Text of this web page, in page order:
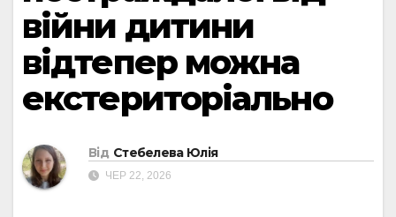
війни дитини
відтепер можна
екстериторіально
Від Стебелева Юлія
ЧЕР 22, 2026